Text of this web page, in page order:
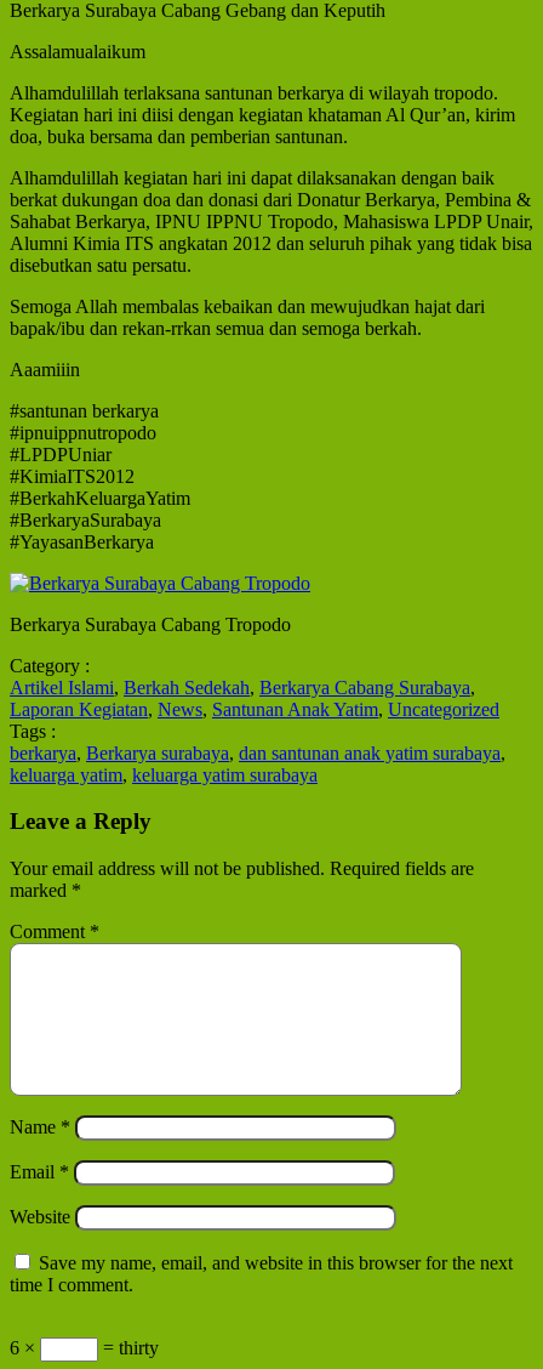
Berkarya Surabaya Cabang Gebang dan Keputih
Assalamualaikum
Alhamdulillah terlaksana santunan berkarya di wilayah tropodo.
Kegiatan hari ini diisi dengan kegiatan khataman Al Qur’an, kirim
doa, buka bersama dan pemberian santunan.
Alhamdulillah kegiatan hari ini dapat dilaksanakan dengan baik
berkat dukungan doa dan donasi dari Donatur Berkarya, Pembina &
Sahabat Berkarya, IPNU IPPNU Tropodo, Mahasiswa LPDP Unair,
Alumni Kimia ITS angkatan 2012 dan seluruh pihak yang tidak bisa
disebutkan satu persatu.
Semoga Allah membalas kebaikan dan mewujudkan hajat dari
bapak/ibu dan rekan-rrkan semua dan semoga berkah.
Aaamiiin
#santunan berkarya
#ipnuippnutropodo
#LPDPUniar
#KimiaITS2012
#BerkahKeluargaYatim
#BerkaryaSurabaya
#YayasanBerkarya
Berkarya Surabaya Cabang Tropodo
Category :
Artikel Islami, Berkah Sedekah, Berkarya Cabang Surabaya,
Laporan Kegiatan, News, Santunan Anak Yatim, Uncategorized
Tags :
berkarya, Berkarya surabaya, dan santunan anak yatim surabaya,
keluarga yatim, keluarga yatim surabaya
Leave a Reply
Your email address will not be published. Required fields are
marked *
Comment *
Name *
Email *
Website
Save my name, email, and website in this browser for the next
time I comment.
6 × = thirty